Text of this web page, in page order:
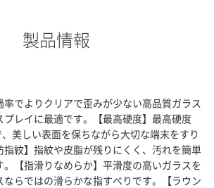
製品情報
率でよりクリアで歪みが少ない高品質ガラス
プレイに最適です。【最高硬度】最高硬度
美しい表面を保ちながら大切な端末をすり
指紋】指紋や皮脂が残りにくく、汚れを簡単
。【指滑りなめらか】平滑度の高いガラスを
らではの滑らかな指すべりです。【ラウン